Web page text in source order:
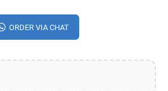
ORDER VIA CHAT